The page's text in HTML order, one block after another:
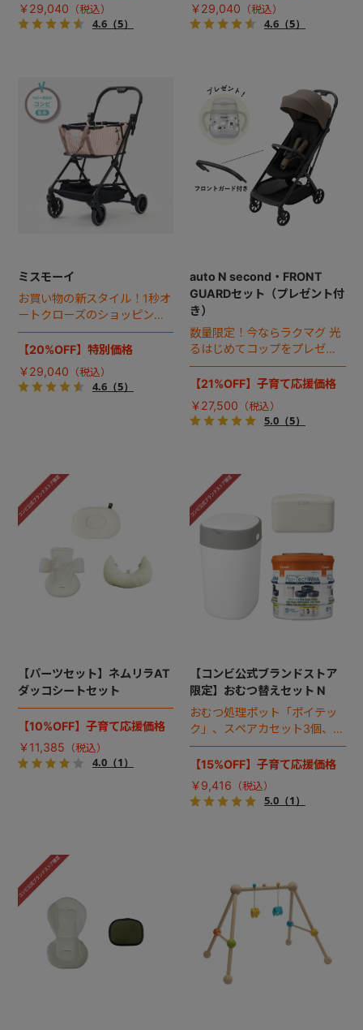
￥29,040
4.6（5）
￥29,040
4.6（5）
ミスモーイ
お買い物の新スタイル！1秒オ
ートクローズのショッピング
カート誕生。
【20%OFF】特別価格
￥29,040
4.6（5）
auto N second・FRONT
GUARDセット（プレゼント付
き）
数量限定！今ならラクマグ 光
るはじめてコップをプレゼン
ト！
【21%OFF】子育て応援価格
￥27,500
5.0（5）
【パーツセット】ネムリラAT
ダッコシートセット
【10%OFF】子育て応援価格
￥11,385
4.0（1）
【コンビ公式ブランドストア
限定】おむつ替えセット N
おむつ処理ポット「ポイテッ
ク」、スペアカセット3個、お
しりふきウォーマーのお得な
セット。
【15%OFF】子育て応援価格
￥9,416
5.0（1）